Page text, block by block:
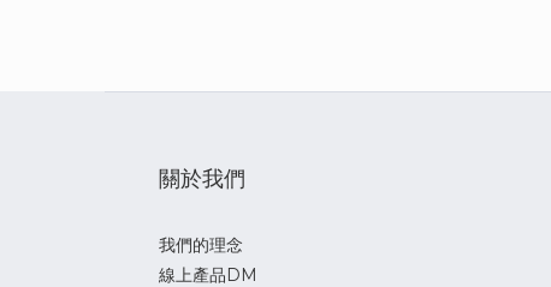
關於我們
我們的理念
線上產品DM